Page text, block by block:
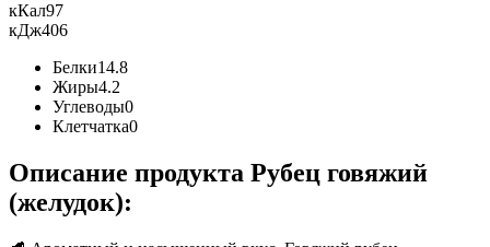
кКал97
кДж406
Белки14.8
Жиры4.2
Углеводы0
Клетчатка0
Описание продукта Рубец говяжий
(желудок):